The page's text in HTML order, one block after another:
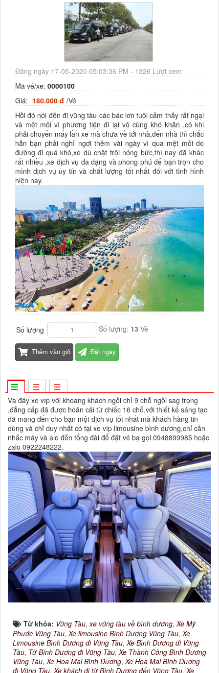
Đăng ngày 17-05-2020 05:03:36 PM - 1326 Lượt xem
Mã vé/xe: 0000100
Giá: 180.000 đ /Vé
Hồi đó nói đến đi vũng tàu các bác lơn tuôi cảm thấy rất ngại
và mệt mỏi vì phương tiện đi lại vô cùng khó khăn ,có khi
phải chuyển mấy lần xe mà chưa về tới nhà,đến nhà thì chắc
hẳn bạn phải nghỉ ngơi thêm vài ngày vì qua mệt mỏi do
đường đi quá khó,xe dù chật trội nóng bức,thì nay đã khác
rất nhiều ,xe dịch vụ đa dạng và phong phú để bạn trọn cho
mình dịch vụ uy tín và chất lượng tốt nhất đối với tình hình
hiện nay.
Số lượng Số lượng: 13 Vé
Thêm vào giỏ Đặt ngay
Và đây xe víp với khoang khách ngồi chỉ 9 chỗ ngồi sag trọng
,đẳng cấp đã được hoãn cải từ chiếc 16 chỗ,với thiết kế sáng tạo
đã mang đến cho bạn một dịch vụ tốt nhất mà khách hàng tin
dùng và chỉ duy nhất có tại xe víp limousine bình dương,chỉ cần
nhấc máy và alo đến tổng đài để đặt vé bạ gọi 0948899985 hoặc
zalo 0922248222.
Từ khóa: Vũng Tàu,xe vũng tàu về bình dương,Xe Mỹ
Phước Vũng Tàu,Xe limousine Bình Dương Vũng Tàu,Xe
Limousine Bình Dương đi Vũng Tàu,Xe Bình Dương đi Vũng
Tàu, Từ Bình Dương đi Vũng Tàu,Xe Thành Công Bình Dương
Vũng Tàu,Xe Hoa Mai Bình Dương,Xe Hoa Mai Bình Dương
đi Vũng Tàu, Xe khách đi từ Bình Dương đến Vũng Tàu, Xe